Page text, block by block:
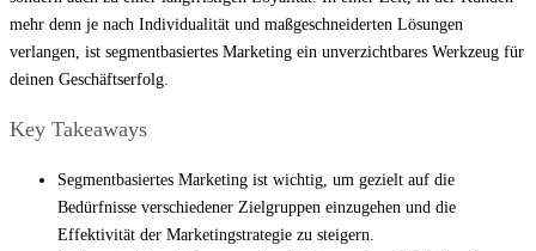
mehr denn je nach Individualität und maßgeschneiderten Lösungen
verlangen, ist segmentbasiertes Marketing ein unverzichtbares Werkzeug für
deinen Geschäftserfolg.
Key Takeaways
Segmentbasiertes Marketing ist wichtig, um gezielt auf die
Bedürfnisse verschiedener Zielgruppen einzugehen und die
Effektivität der Marketingstrategie zu steigern.